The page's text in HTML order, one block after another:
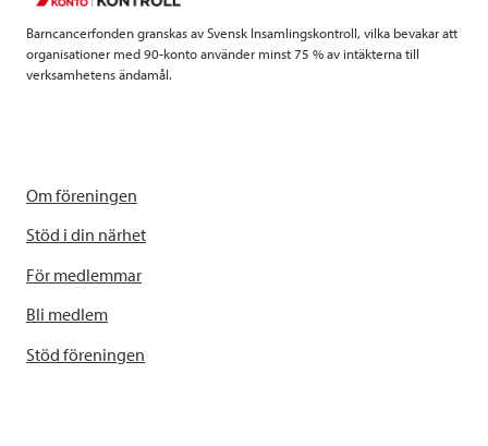
Barncancerfonden granskas av Svensk Insamlingskontroll, vilka bevakar att
organisationer med 90-konto använder minst 75 % av intäkterna till
verksamhetens ändamål.
Om föreningen
Stöd i din närhet
För medlemmar
Bli medlem
Stöd föreningen